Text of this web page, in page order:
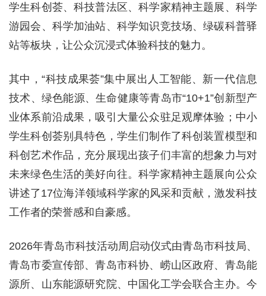
学生科创荟、科技普法区、科学家精神主题展、科学
游园会、科学加油站、科学知识竞技场、绿碳科普驿
站等板块，让公众沉浸式体验科技的魅力。
其中，“科技成果荟”集中展出人工智能、新一代信息
技术、绿色能源、生命健康等青岛市“10+1”创新型产
业体系前沿成果，吸引大量公众驻足观摩体验；中小
学生科创荟别具特色，学生们制作了科创装置模型和
科创艺术作品，充分展现出孩子们丰富的想象力与对
未来绿色生活的美好向往。科学家精神主题展向公众
讲述了17位海洋领域科学家的风采和贡献，激发科技
工作者的荣誉感和自豪感。
2026年青岛市科技活动周启动仪式由青岛市科技局、
青岛市委宣传部、青岛市科协、崂山区政府、青岛能
源所、山东能源研究院、中国化工学会联合主办。今